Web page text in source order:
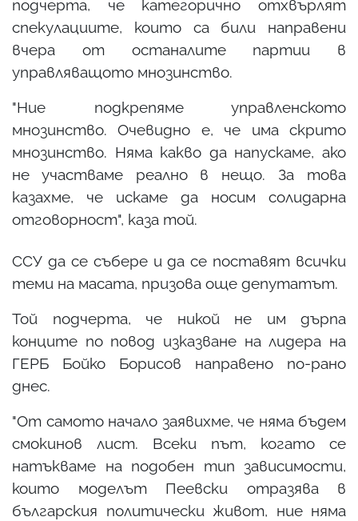
подчерта, че категорично отхвърлят
спекулациите, които са били направени
вчера от останалите партии в
управляващото мнозинство.
"Ние подкрепяме управленското
мнозинство. Очевидно е, че има скрито
мнозинство. Няма какво да напускаме, ако
не участваме реално в нещо. За това
казахме, че искаме да носим солидарна
отговорност", каза той.
ССУ да се събере и да се поставят всички
теми на масата, призова още депутатът.
Той подчерта, че никой не им дърпа
конците по повод изказване на лидера на
ГЕРБ Бойко Борисов направено по-рано
днес.
"От самото начало заявихме, че няма бъдем
смокинов лист. Всеки път, когато се
натъкваме на подобен тип зависимости,
които моделът Пеевски отразява в
българския политически живот, ние няма